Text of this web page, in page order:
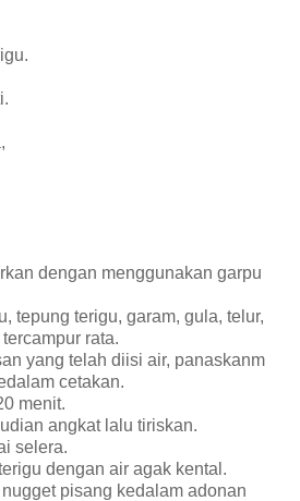
dengan menggunakan garpu
tepung terigu, garam, gula, telur,
rata.
yang telah diisi air, panaskanm
cetakan.
menit.
angkat lalu tiriskan.
selera.
dengan air agak kental.
pisang kedalam adonan